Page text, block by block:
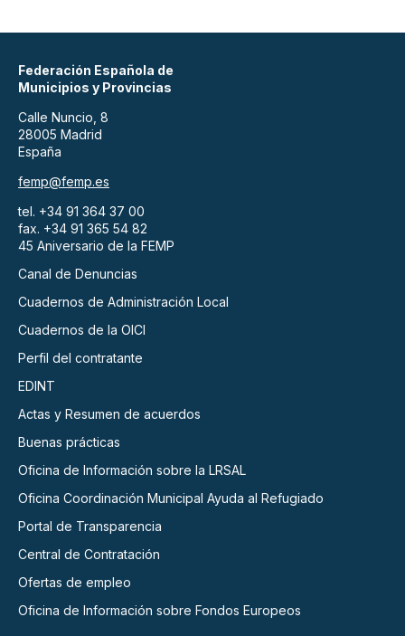
Federación Española de
Municipios y Provincias
Calle Nuncio, 8
28005 Madrid
España
femp@femp.es
tel. +34 91 364 37 00
fax. +34 91 365 54 82
45 Aniversario de la FEMP
Canal de Denuncias
Cuadernos de Administración Local
Cuadernos de la OICI
Perfil del contratante
EDINT
Actas y Resumen de acuerdos
Buenas prácticas
Oficina de Información sobre la LRSAL
Oficina Coordinación Municipal Ayuda al Refugiado
Portal de Transparencia
Central de Contratación
Ofertas de empleo
Oficina de Información sobre Fondos Europeos